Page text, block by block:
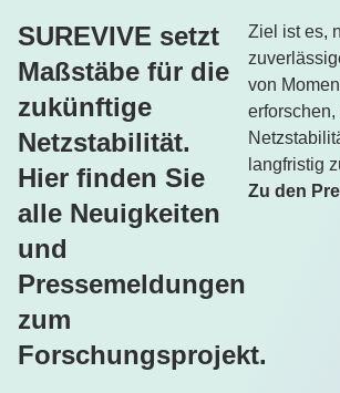
SUREVIVE setzt
Maßstäbe für die
zukünftige
Netzstabilität.
Hier finden Sie
alle Neuigkeiten
und
Pressemeldungen
zum
Forschungsprojekt.
Ziel ist es,
von
erforschen,
langfristig
Zu den